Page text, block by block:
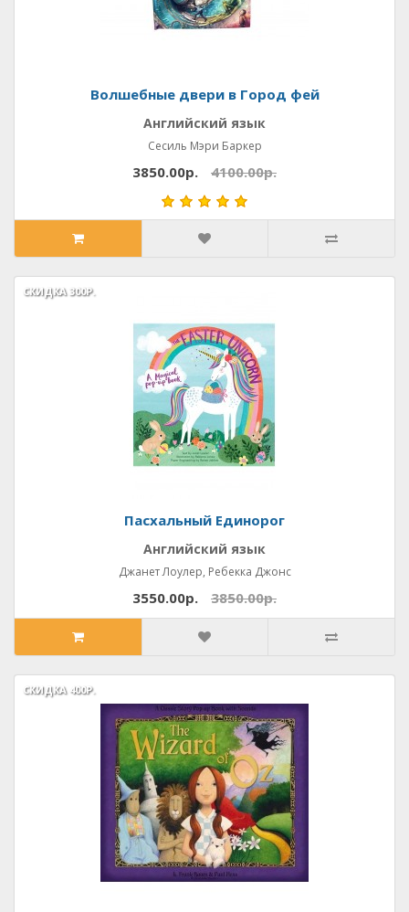
Волшебные двери в Город фей
Английский язык
Сесиль Мэри Баркер
3850.00р. 4100.00р.
Пасхальный Единорог
Английский язык
Джанет Лоулер, Ребекка Джонс
СКИДКА 300Р.
СКИДКА 300Р.
3550.00р. 3850.00р.
СКИДКА 400Р.
СКИДКА 400Р.